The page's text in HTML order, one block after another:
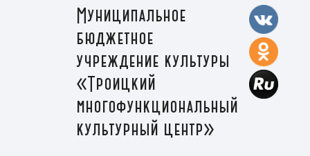
Муниципальное
бюджетное
учреждение культуры
«Троицкий
многофункциональный
культурный центр»